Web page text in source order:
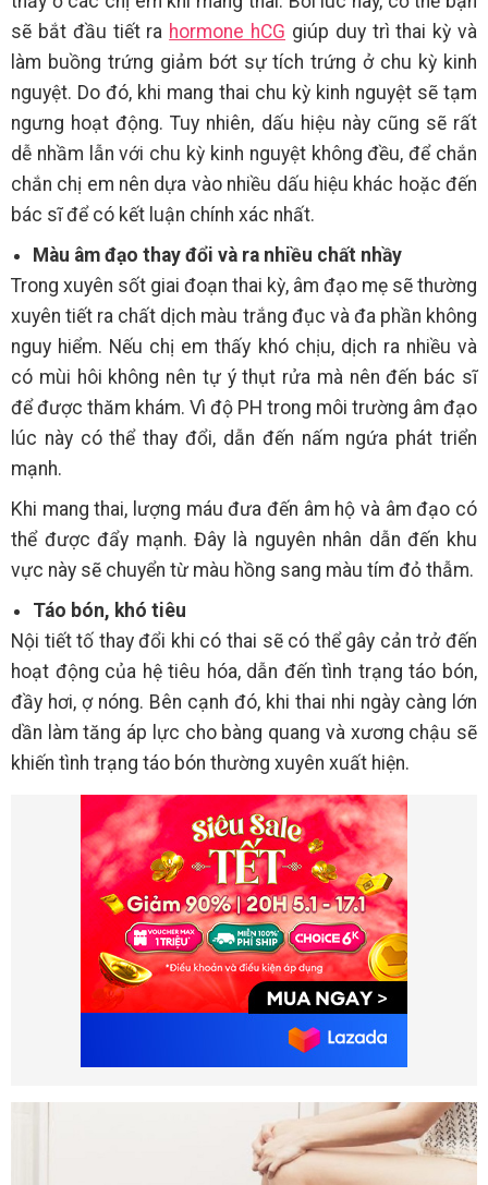
sẽ bắt đầu tiết ra hormone hCG giúp duy trì thai kỳ và
làm buồng trứng giảm bớt sự tích trứng ở chu kỳ kinh
nguyệt. Do đó, khi mang thai chu kỳ kinh nguyệt sẽ tạm
ngưng hoạt động. Tuy nhiên, dấu hiệu này cũng sẽ rất
dễ nhầm lẫn với chu kỳ kinh nguyệt không đều, để chắn
chắn chị em nên dựa vào nhiều dấu hiệu khác hoặc đến
bác sĩ để có kết luận chính xác nhất.
Màu âm đạo thay đổi và ra nhiều chất nhầy
Trong xuyên sốt giai đoạn thai kỳ, âm đạo mẹ sẽ thường
xuyên tiết ra chất dịch màu trắng đục và đa phần không
nguy hiểm. Nếu chị em thấy khó chịu, dịch ra nhiều và
có mùi hôi không nên tự ý thụt rửa mà nên đến bác sĩ
để được thăm khám. Vì độ PH trong môi trường âm đạo
lúc này có thể thay đổi, dẫn đến nấm ngứa phát triển
mạnh.
Khi mang thai, lượng máu đưa đến âm hộ và âm đạo có
thể được đẩy mạnh. Đây là nguyên nhân dẫn đến khu
vực này sẽ chuyển từ màu hồng sang màu tím đỏ thẫm.
Táo bón, khó tiêu
Nội tiết tố thay đổi khi có thai sẽ có thể gây cản trở đến
hoạt động của hệ tiêu hóa, dẫn đến tình trạng táo bón,
đầy hơi, ợ nóng. Bên cạnh đó, khi thai nhi ngày càng lớn
dần làm tăng áp lực cho bàng quang và xương chậu sẽ
khiến tình trạng táo bón thường xuyên xuất hiện.